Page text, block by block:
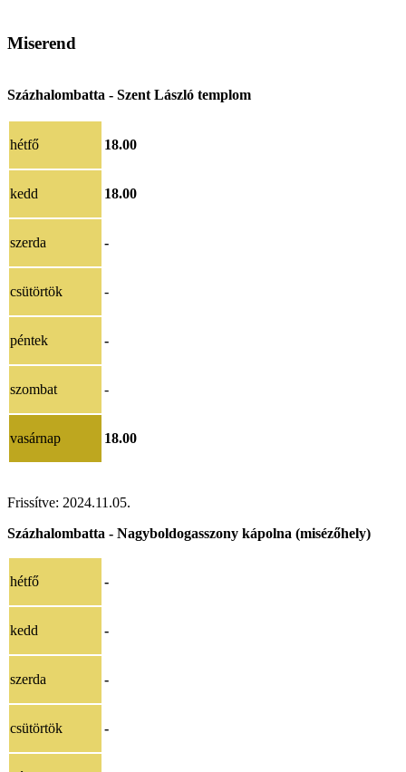
Miserend
Százhalombatta - Szent László templom
hétfő 18.00
kedd 18.00
szerda -
csütörtök -
péntek -
szombat -
vasárnap 18.00
Frissítve: 2024.11.05.
Százhalombatta - Nagyboldogasszony kápolna (misézőhely)
hétfő -
kedd -
szerda -
csütörtök -